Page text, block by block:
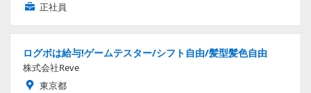
正社員
ログボは給与!ゲームテスター/シフト自由/髪型髪色自由
株式会社Reve
東京都